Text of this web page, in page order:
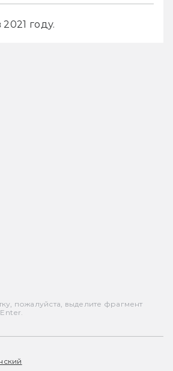
году.
пожалуйста, выделите фрагмент